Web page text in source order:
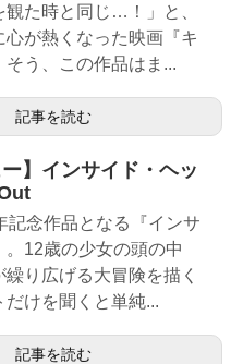
観た時と同じ…！」と、
心が熱くなった映画『キ
そう、この作品はま...
記事を読む
ー】インサイド・ヘッ
記念作品となる『インサ
。12歳の少女の頭の中
り広げる大冒険を描く
けを聞くと単純...
記事を読む